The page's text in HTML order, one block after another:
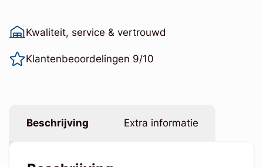
Kwaliteit, service & vertrouwd
Klantenbeoordelingen 9/10
Beschrijving Extra informatie